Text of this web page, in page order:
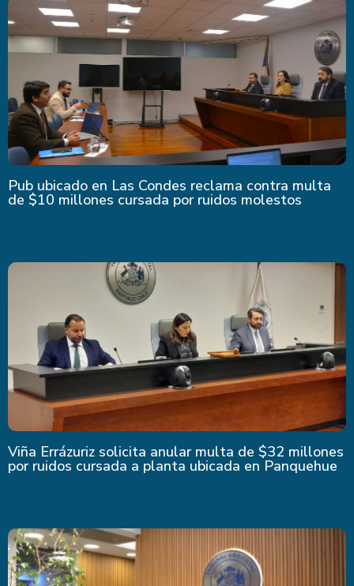
Pub ubicado en Las Condes reclama contra multa
de $10 millones cursada por ruidos molestos
Viña Errázuriz solicita anular multa de $32 millones
por ruidos cursada a planta ubicada en Panquehue